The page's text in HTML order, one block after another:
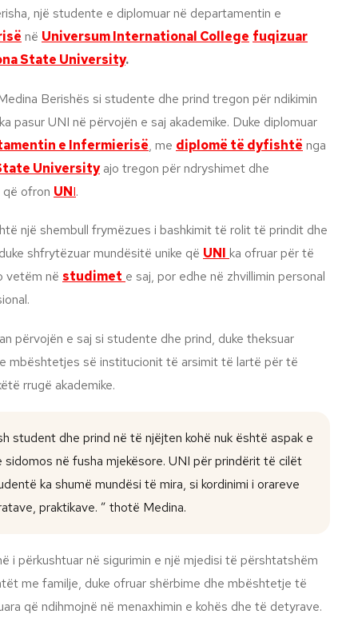
një studente e diplomuar në departamentin e
në Universum International College fuqizuar
State University.
Berishës si studente dhe prind tregon për ndikimin
pasur UNI në përvojën e saj akademike. Duke diplomuar
e Infermierisë, me diplomë të dyfishtë nga
Universityajo tregon për ndryshimet dhe
ofron UNI.
një shembull frymëzues i bashkimit të rolit të prindit dhe
shfrytëzuar mundësitë unike që UNI ka ofruar për të
vetëm në studimet e saj, por edhe në zhvillimin personal
përvojën e saj si studente dhe prind, duke theksuar
mbështetjes së institucionit të arsimit të lartë për të
rrugë akademike.
student dhe prind në të njëjten kohë nuk është aspak e
sidomos në fusha mjekësore. UNI për prindërit të cilët
ka shumë mundësi të mira, si kordinimi i orareve
praktikave. ” thotë Medina.
i përkushtuar në sigurimin e një mjedisi të përshtatshëm
me familje, duke ofruar shërbime dhe mbështetje të
që ndihmojnë në menaxhimin e kohës dhe të detyrave.